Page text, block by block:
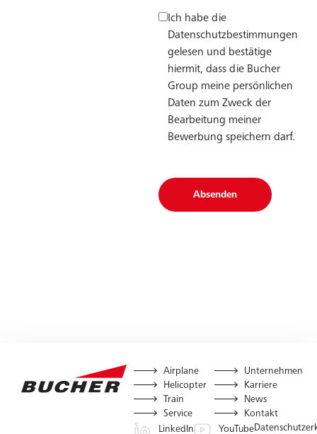
Ich habe die
Datenschutzbestimmungen
gelesen und bestätige
hiermit, dass die Bucher
Group meine persönlichen
Daten zum Zweck der
Bearbeitung meiner
Bewerbung speichern darf.
Absenden
Airplane
Helicopter
Train
Service
Unternehmen
Karriere
News
Kontakt
LinkedIn
YouTube